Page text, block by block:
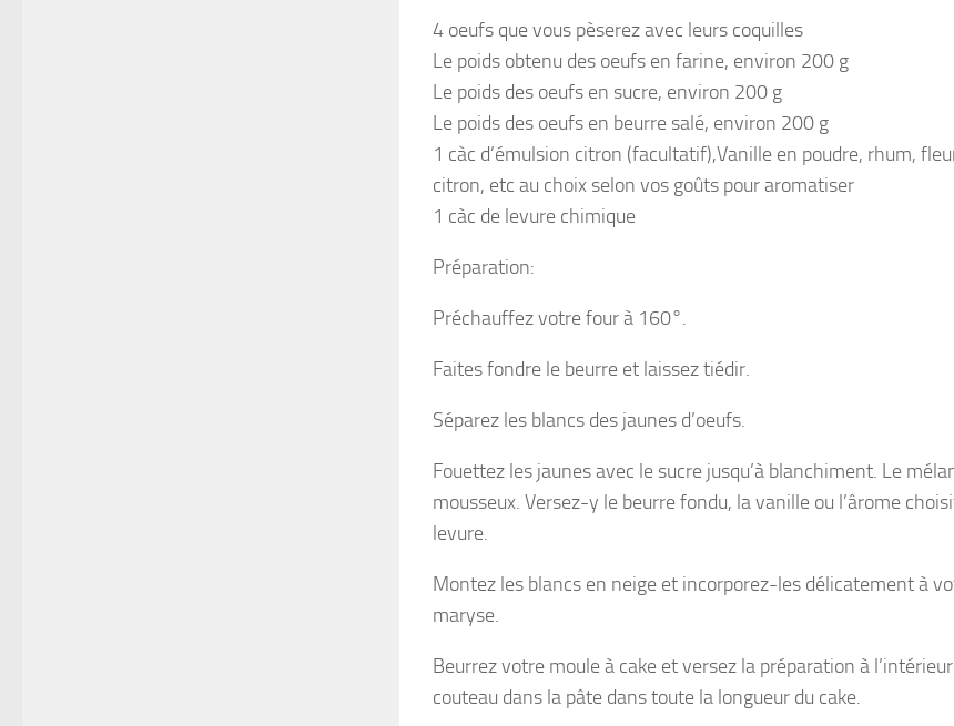
4 oeufs que vous pèserez avec leurs coquilles
Le poids obtenu des oeufs en farine, environ 200 g
Le poids des oeufs en sucre, environ 200 g
Le poids des oeufs en beurre salé, environ 200 g
1 càc d’émulsion citron (facultatif),Vanille en poudre, rhum,
citron, etc au choix selon vos goûts pour aromatiser
1 càc de levure chimique
Préparation:
Préchauffez votre four à 160°.
Faites fondre le beurre et laissez tiédir.
Séparez les blancs des jaunes d’oeufs.
Fouettez les jaunes avec le sucre jusqu’à blanchiment. Le
mousseux. Versez-y le beurre fondu, la vanille ou l’ârome
levure.
Montez les blancs en neige et incorporez-les délicatement à
maryse.
Beurrez votre moule à cake et versez la préparation à
couteau dans la pâte dans toute la longueur du cake.